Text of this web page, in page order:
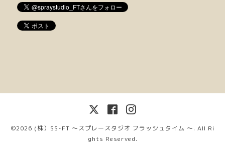
©2026 (株）SS-FT 〜スプレースタジオ フラッシュタイム 〜. All Ri
ghts Reserved.